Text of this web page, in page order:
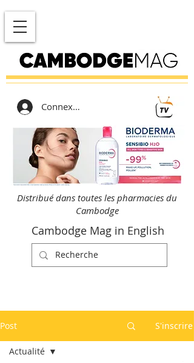
Connexion
Distribué dans toutes les pharmacies du
Cambodge
Cambodge Mag in English
Post S'inscrire
Actualité